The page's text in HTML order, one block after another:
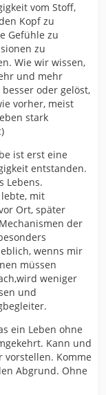
vom Stoff,
Kopf zu
Gefühle zu
zu
Wie wir wissen,
und mehr
oder gelöst,
vorher, meist
stark
ist erst eine
entstanden.
Lebens.
mit
Ort, später
der
wenns mir
müssen
weniger
und
ein Leben ohne
Kann und
Komme
Abgrund. Ohne